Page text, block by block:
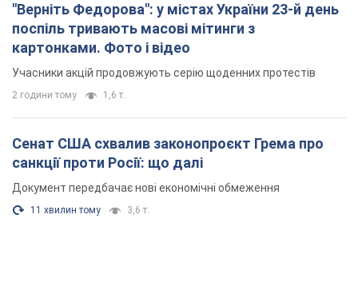
"Верніть Федорова": у містах України 23-й день
поспіль тривають масові мітинги з
картонками. Фото і відео
Учасники акцій продовжують серію щоденних протестів
2 години тому 1,6 т.
Сенат США схвалив законопроєкт Грема про
санкції проти Росії: що далі
Документ передбачає нові економічні обмеження
11 хвилин тому 3,6 т.